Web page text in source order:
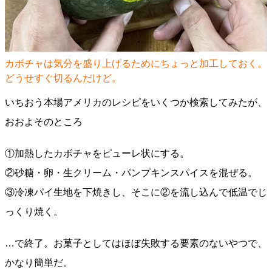
カボチャは気分を盛り上げるためにちょっと加工しておく。
どうせすぐ切るんだけど。
いちおう本場アメリカのレシピをいくつか検索してみたが、
おおよそのところ
①加熱したカボチャをピューレ状にする。
②砂糖・卵・生クリーム・パンプキンスパイスを混ぜる。
③冷凍パイ生地を下焼きし、そこに②を流し込んで低温でじ
っくり焼く。
…で終了。お菓子としてはほぼ失敗する要素のないやつで、
かなり簡単だ。